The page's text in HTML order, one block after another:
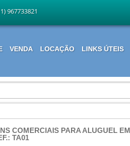
967733821
VENDA LOCAÇÃO LINKS ÚTEIS
COMERCIAIS PARA ALUGUEL
TA01